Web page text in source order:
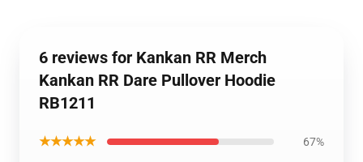
6 reviews for Kankan RR Merch
Kankan RR Dare Pullover Hoodie
RB1211
★★★★★ 67%